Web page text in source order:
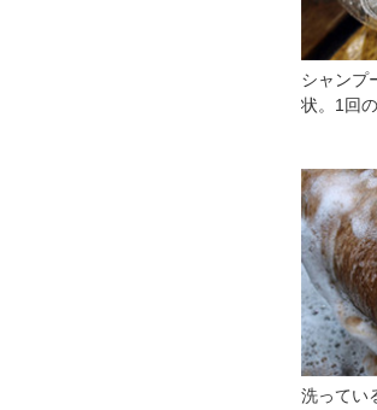
シャンプ
状。1回
洗ってい